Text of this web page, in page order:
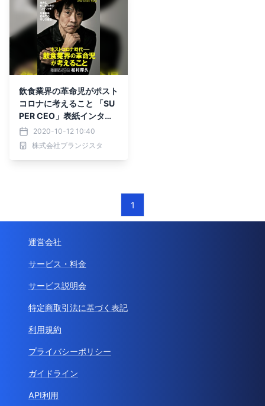
飲食業界の革命児がポスト
コロナに考えること 「SU
PER CEO」表紙インタビ
ューNo.46公開
2020-10-12 10:40
株式会社ブランジスタ
1
運営会社
サービス・料金
サービス説明会
特定商取引法に基づく表記
利用規約
プライバシーポリシー
ガイドライン
API利用